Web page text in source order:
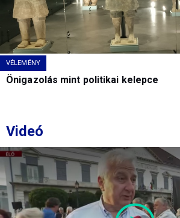
VÉLEMÉNY
Önigazolás mint politikai kelepce
Videó